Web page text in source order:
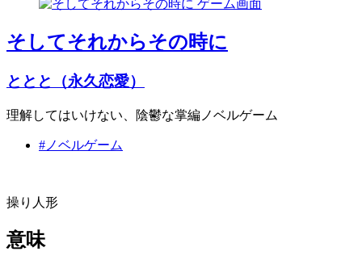
そしてそれからその時に
ととと（永久恋愛）
理解してはいけない、陰鬱な掌編ノベルゲーム
#ノベルゲーム
操り人形
意味